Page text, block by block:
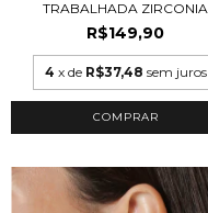
TRABALHADA ZIRCONIA
R$149,90
4 x de R$37,48 sem juros
COMPRAR